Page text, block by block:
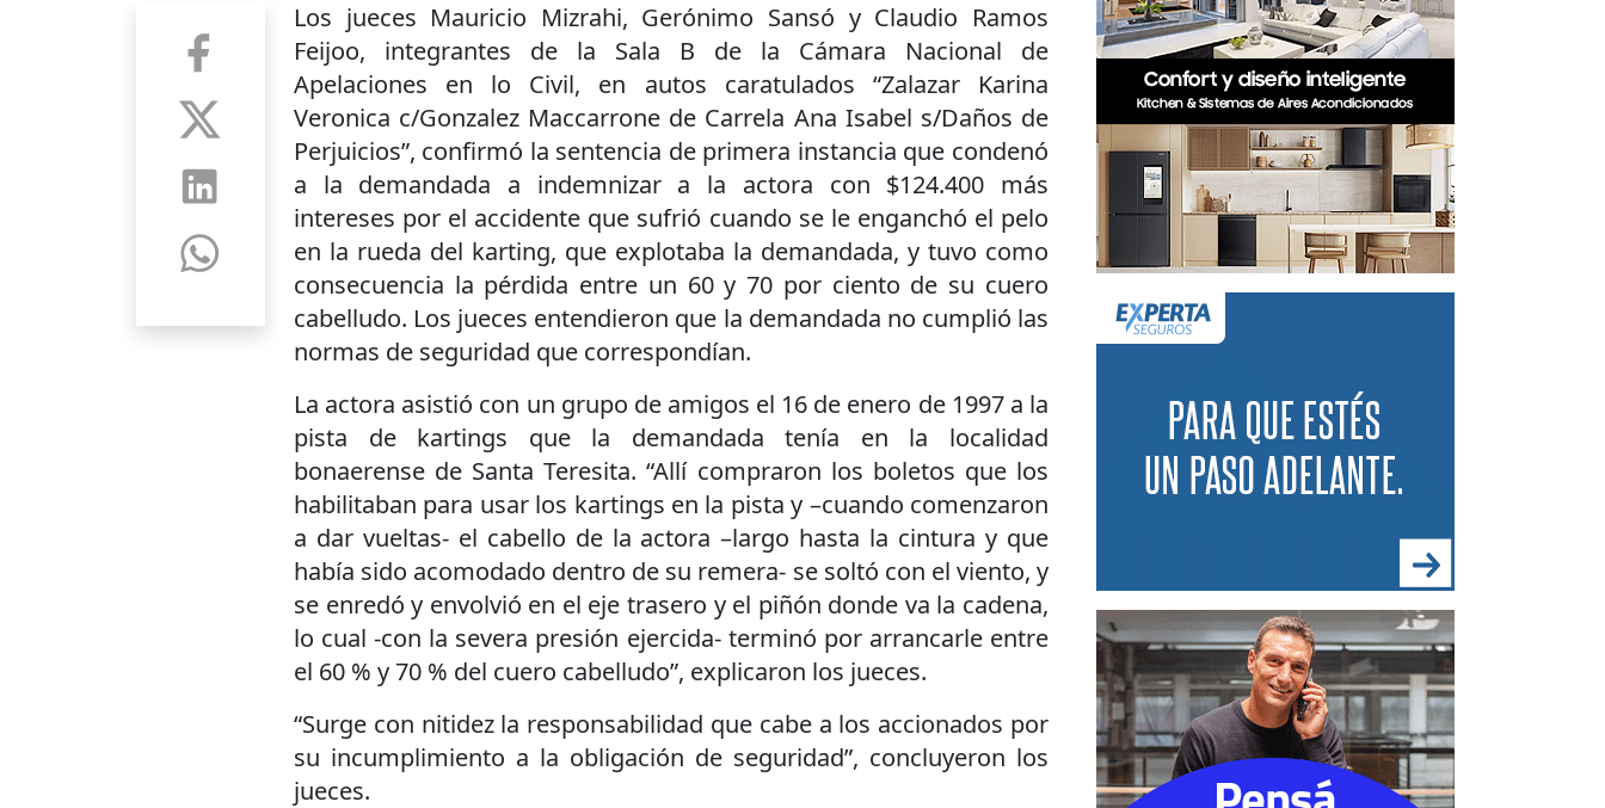
Los jueces Mauricio Mizrahi, Gerónimo Sansó y Claudio Ramos
Feijoo, integrantes de la Sala B de la Cámara Nacional de
Apelaciones en lo Civil, en autos caratulados “Zalazar Karina
Veronica c/Gonzalez Maccarrone de Carrela Ana Isabel s/Daños de
Perjuicios”, confirmó la sentencia de primera instancia que condenó
a la demandada a indemnizar a la actora con $124.400 más
intereses por el accidente que sufrió cuando se le enganchó el pelo
en la rueda del karting, que explotaba la demandada, y tuvo como
consecuencia la pérdida entre un 60 y 70 por ciento de su cuero
cabelludo. Los jueces entendieron que la demandada no cumplió las
normas de seguridad que correspondían.
La actora asistió con un grupo de amigos el 16 de enero de 1997 a la
pista de kartings que la demandada tenía en la localidad
bonaerense de Santa Teresita. “Allí compraron los boletos que los
habilitaban para usar los kartings en la pista y –cuando comenzaron
a dar vueltas- el cabello de la actora –largo hasta la cintura y que
había sido acomodado dentro de su remera- se soltó con el viento, y
se enredó y envolvió en el eje trasero y el piñón donde va la cadena,
lo cual -con la severa presión ejercida- terminó por arrancarle entre
el 60 % y 70 % del cuero cabelludo”, explicaron los jueces.
“Surge con nitidez la responsabilidad que cabe a los accionados por
su incumplimiento a la obligación de seguridad”, concluyeron los
jueces.